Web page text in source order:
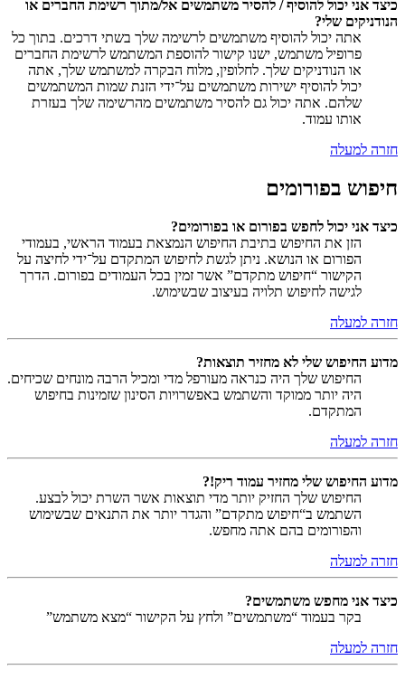
כיצד אני יכול להוסיף / להסיר משתמשים אל/מתוך רשימת החברים או
הנודניקים שלי?
אתה יכול להוסיף משתמשים לרשימה שלך בשתי דרכים. בתוך כל
פרופיל משתמש, ישנו קישור להוספת המשתמש לרשימת החברים
או הנודניקים שלך. לחלופין, מלוח הבקרה למשתמש שלך, אתה
יכול להוסיף ישירות משתמשים על־ידי הזנת שמות המשתמשים
שלהם. אתה יכול גם להסיר משתמשים מהרשימה שלך בעזרת
אותו עמוד.
חזרה למעלה
חיפוש בפורומים
כיצד אני יכול לחפש בפורום או בפורומים?
הזן את החיפוש בתיבת החיפוש הנמצאת בעמוד הראשי, בעמודי
הפורום או הנושא. ניתן לגשת לחיפוש המתקדם על־ידי לחיצה על
הקישור “חיפוש מתקדם” אשר זמין בכל העמודים בפורום. הדרך
לגישה לחיפוש תלויה בעיצוב שבשימוש.
חזרה למעלה
מדוע החיפוש שלי לא מחזיר תוצאות?
החיפוש שלך היה כנראה מעורפל מדי ומכיל הרבה מונחים שכיחים.
היה יותר ממוקד והשתמש באפשרויות הסינון שזמינות בחיפוש
המתקדם.
חזרה למעלה
מדוע החיפוש שלי מחזיר עמוד ריק!?
החיפוש שלך החזיק יותר מדי תוצאות אשר השרת יכול לבצע.
השתמש ב“חיפוש מתקדם” והגדר יותר את התנאים שבשימוש
והפורומים בהם אתה מחפש.
חזרה למעלה
כיצד אני מחפש משתמשים?
בקר בעמוד “משתמשים” ולחץ על הקישור “מצא משתמש”
חזרה למעלה